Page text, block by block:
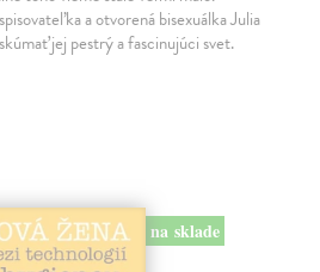
a otvorená bisexuálka Julia
jej pestrý a fascinujúci svet.
na sklade